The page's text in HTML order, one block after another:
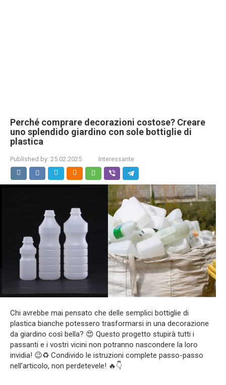
Perché comprare decorazioni costose? Creare
uno splendido giardino con sole bottiglie di
plastica
Published by: 25.02.2025 Interessante
Chi avrebbe mai pensato che delle semplici bottiglie di
plastica bianche potessero trasformarsi in una decorazione
da giardino così bella? 😍 Questo progetto stupirà tutti i
passanti e i vostri vicini non potranno nascondere la loro
invidia! 😉♻️ Condivido le istruzioni complete passo-passo
nell’articolo, non perdetevele! 🔥👇